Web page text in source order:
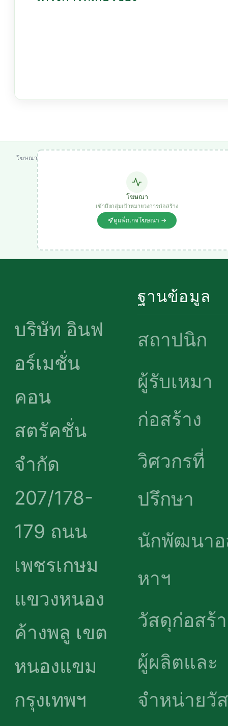
โฆษณา
เข้าถึงกลุ่มเป้าหมายวงการก่อสร้าง
ดูแพ็กเกจโฆษณา →
บริษัท อินฟ
อร์เมชั่น คอน
สตรัคชั่น
จำกัด
207/178-
179 ถนน
เพชรเกษม
แขวงหนอง
ค้างพลู เขต
หนองแขม
กรุงเทพฯ
10160
ฐานข้อมูล
สถาปนิก
ผู้รับเหมา
ก่อสร้าง
วิศวกรที่
ปรึกษา
นักพัฒนา
อสังหาฯ
วัสดุก่อสร้
ผู้ผลิตและ
จำหน่ายวั